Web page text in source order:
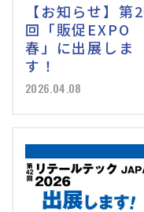
【お知らせ】第
回「販促EXPO
春」に出展しま
す！
2026.04.08